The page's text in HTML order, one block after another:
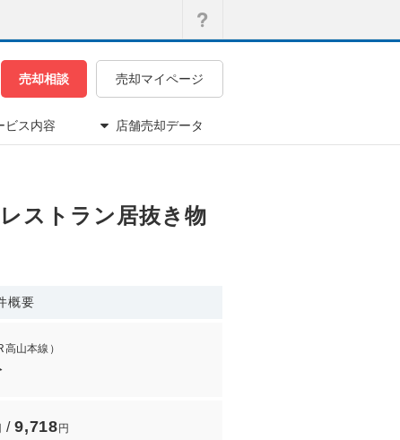
売却相談 売却マイページ
ビス内容 店舗売却データ
ストラン居抜き物
概要
高山本線）
/9,718 円